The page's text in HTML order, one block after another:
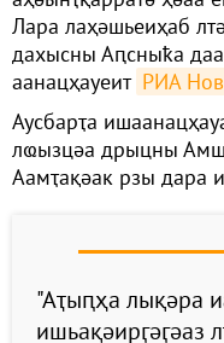
Лара лаҳәшьеиҳаб
дахысны Аԥсныҟа
аанацҳауеит РИА
Аусбарҭа
лҩызцәа дрыцны
Аамҭақәак рзы дара
"Аҭыԥҳа лықәра
ишьақәирӷәӷәаз